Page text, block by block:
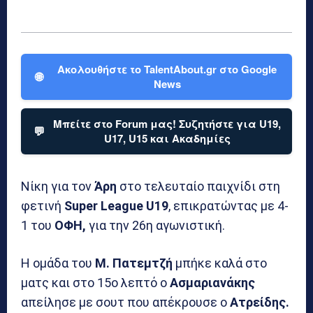
🌐
Ακολουθήστε το TalentAbout.gr στο Google
News
💬
Μπείτε στο Forum μας! Συζητήστε για U19,
U17, U15 και Ακαδημίες
Νίκη για τονΆρη στο τελευταίο παιχνίδι στη
φετινή Super League U19, επικρατώντας με 4-
1 του ΟΦΗ, για την 26η αγωνιστική.
Η ομάδα του Μ. Πατεμτζή μπήκε καλά στο
ματς και στο 15ο λεπτό οΑσμαριανάκης
απείλησε με σουτ που απέκρουσε οΑτρείδης.